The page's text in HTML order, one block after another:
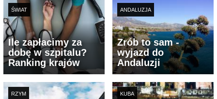
ŚWIAT
Ile zapłacimy za
dobę w szpitalu?
Ranking krajów
ANDALUZJA
Zrób to sam -
wyjazd do
Andaluzji
RZYM KUBA